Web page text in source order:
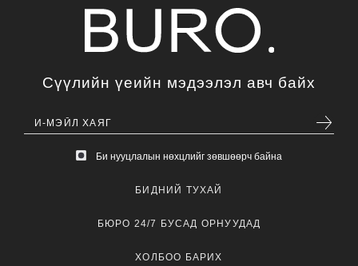
Сүүлийн үеийн мэдээлэл авч байх
Би нууцлалын нөхцлийг зөвшөөрч байна
БИДНИЙ ТУХАЙ
БЮРО 24/7 БУСАД ОРНУУДАД
ХОЛБОО БАРИХ